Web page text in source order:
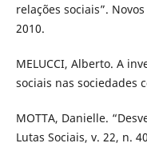
relações sociais”.
2010.
MELUCCI, Alberto. A
sociais nas sociedades
MOTTA, Danielle.
Lutas Sociais, v. 22, n.